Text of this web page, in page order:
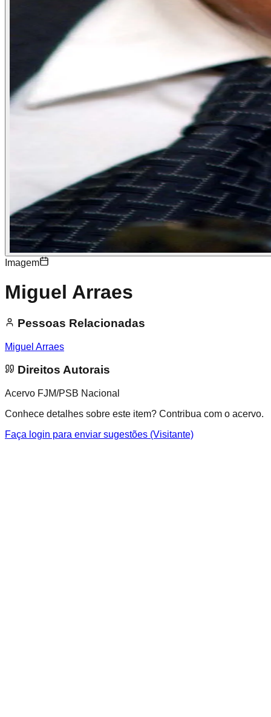
Imagem
Miguel Arraes
Pessoas Relacionadas
Miguel Arraes
Direitos Autorais
Acervo FJM/PSB Nacional
Conhece detalhes sobre este item? Contribua com o acervo.
Faça login para enviar sugestões (Visitante)